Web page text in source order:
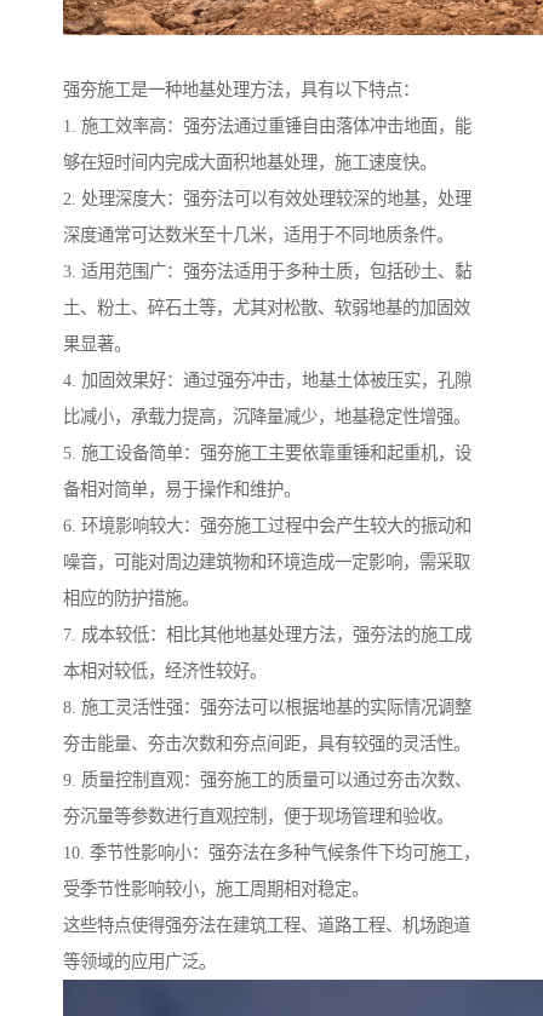
强夯施工是一种地基处理方法，具有以下特点：
1. 施工效率高：强夯法通过重锤自由落体冲击地面，能
够在短时间内完成大面积地基处理，施工速度快。
2. 处理深度大：强夯法可以有效处理较深的地基，处理
深度通常可达数米至十几米，适用于不同地质条件。
3. 适用范围广：强夯法适用于多种土质，包括砂土、黏
土、粉土、碎石土等，尤其对松散、软弱地基的加固效
果显著。
4. 加固效果好：通过强夯冲击，地基土体被压实，孔隙
比减小，承载力提高，沉降量减少，地基稳定性增强。
5. 施工设备简单：强夯施工主要依靠重锤和起重机，设
备相对简单，易于操作和维护。
6. 环境影响较大：强夯施工过程中会产生较大的振动和
噪音，可能对周边建筑物和环境造成一定影响，需采取
相应的防护措施。
7. 成本较低：相比其他地基处理方法，强夯法的施工成
本相对较低，经济性较好。
8. 施工灵活性强：强夯法可以根据地基的实际情况调整
夯击能量、夯击次数和夯点间距，具有较强的灵活性。
9. 质量控制直观：强夯施工的质量可以通过夯击次数、
夯沉量等参数进行直观控制，便于现场管理和验收。
10. 季节性影响小：强夯法在多种气候条件下均可施工，
受季节性影响较小，施工周期相对稳定。
这些特点使得强夯法在建筑工程、道路工程、机场跑道
等领域的应用广泛。